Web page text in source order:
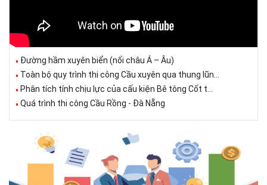
Đường hầm xuyên biển (nối châu Á – Âu)
Toàn bộ quy trình thi công Cầu xuyên qua thung lũn...
Phân tích tính chịu lực của cấu kiện Bê tông Cốt t...
Quá trình thi công Cầu Rồng - Đà Nẵng